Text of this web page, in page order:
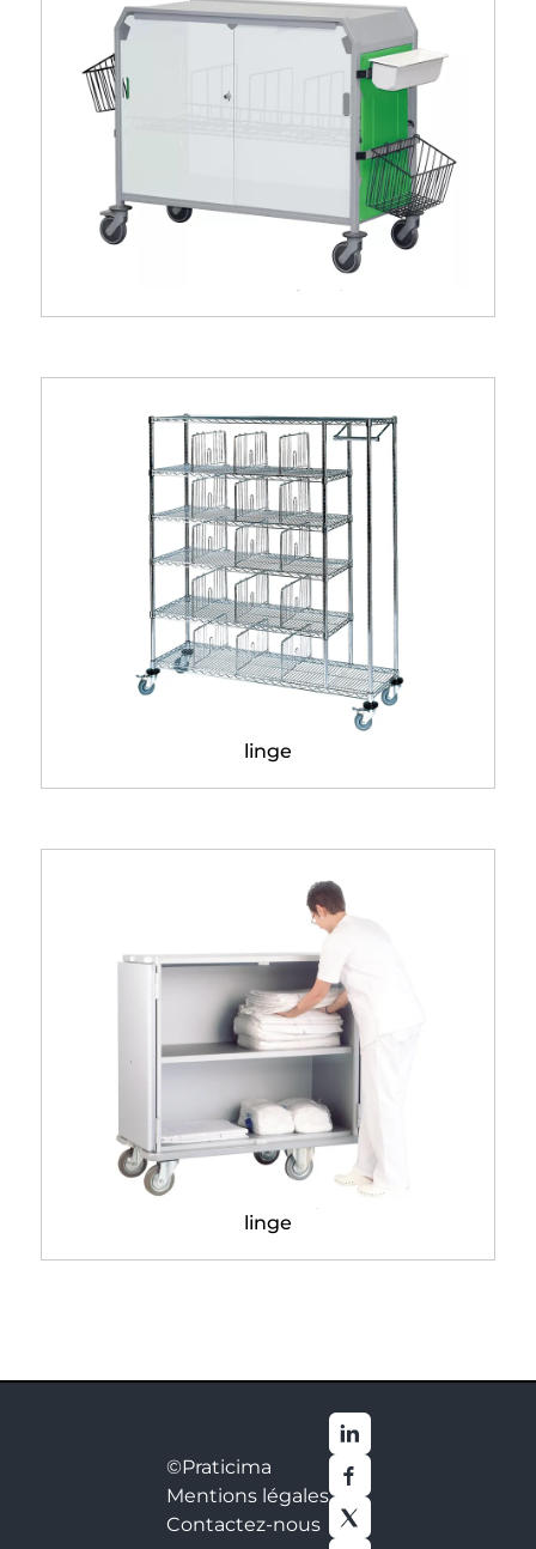
Chariot de change à portes
Chariot en fil chromé distri
linge
Armoire de transport de
linge
©Praticima
Mentions légales
Contactez-nous